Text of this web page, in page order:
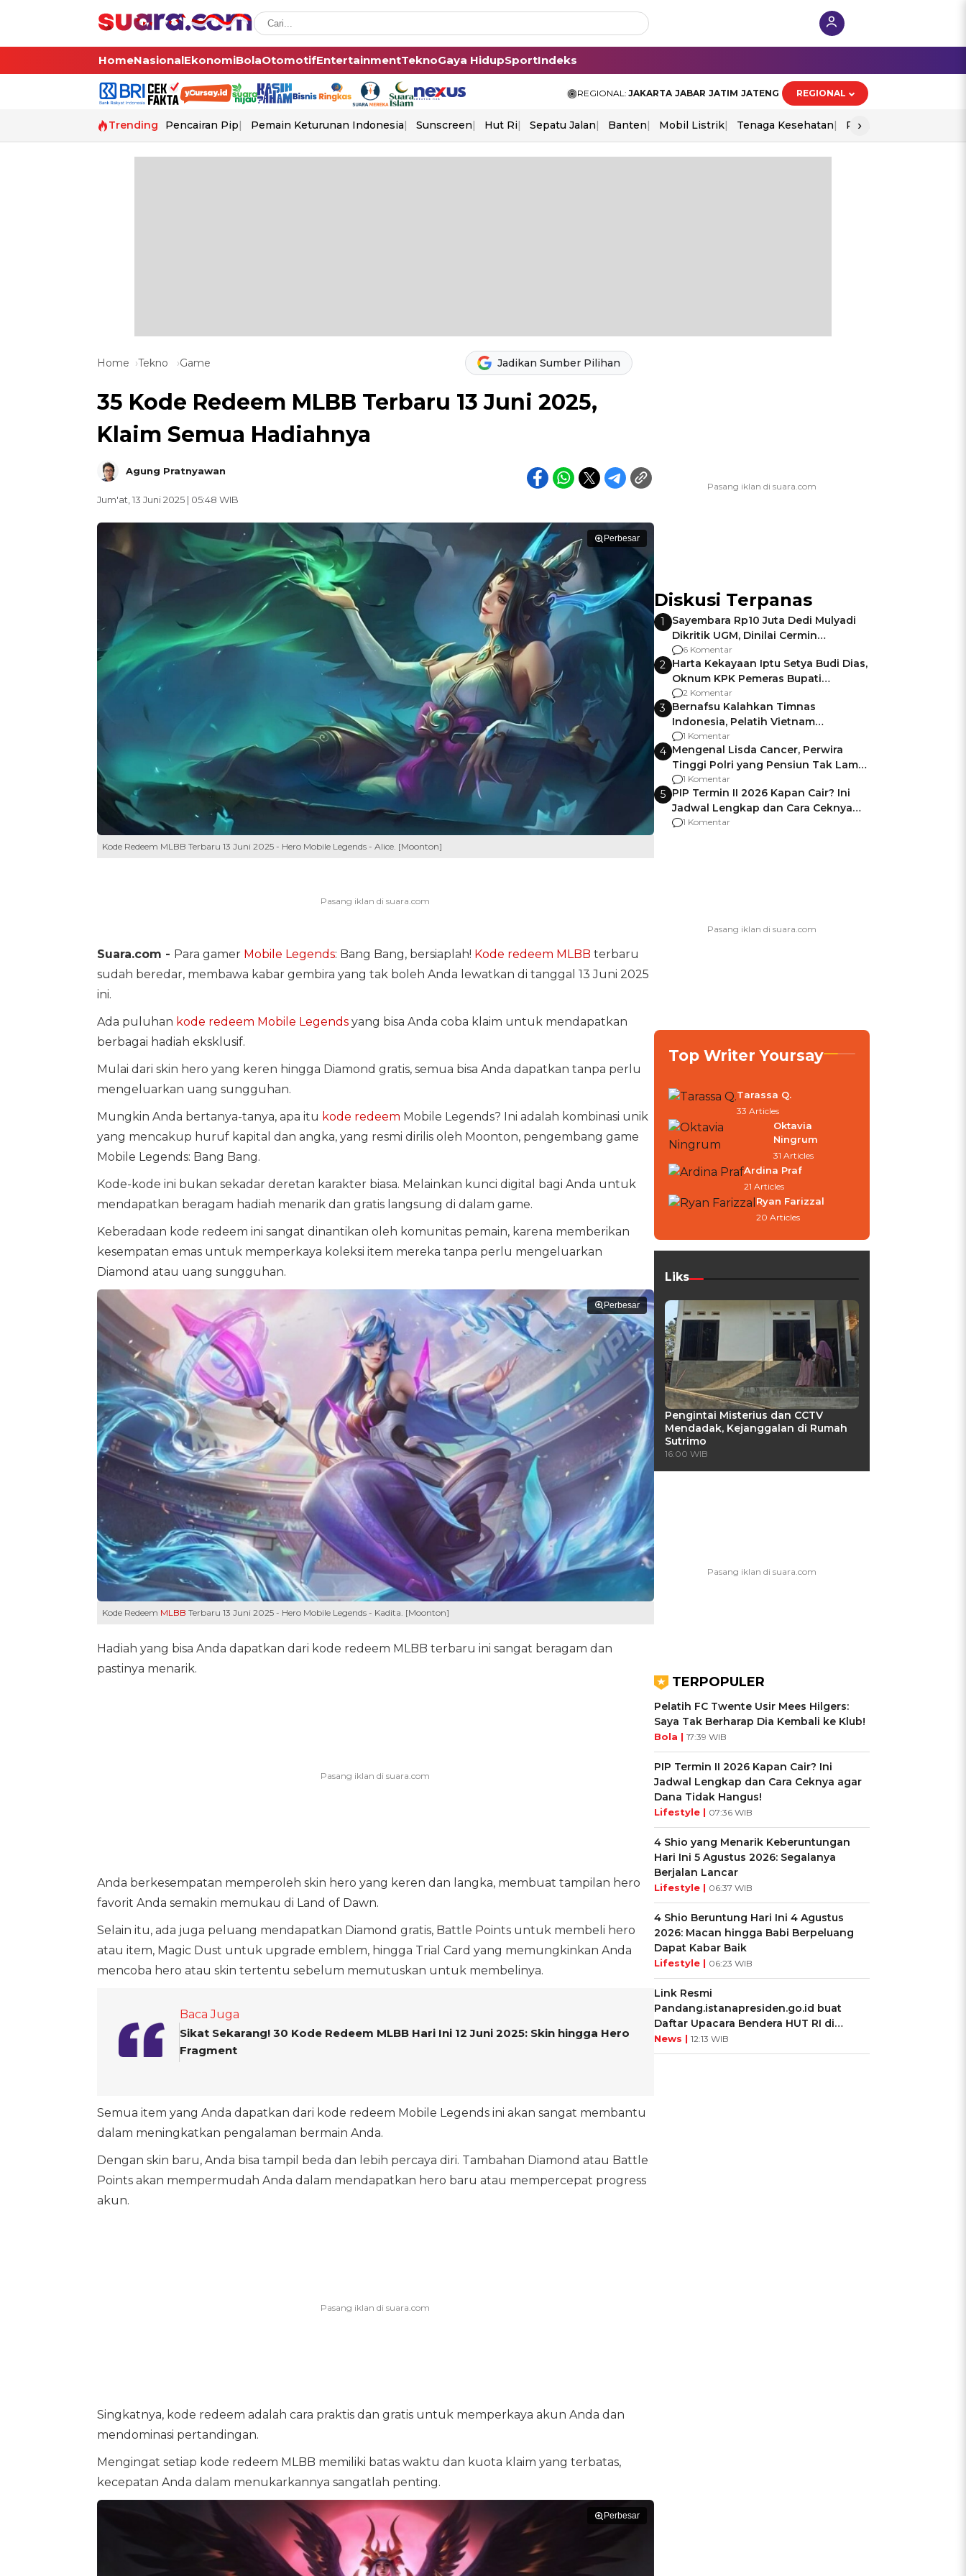
HomeNasionalEkonomiBolaOtomotifEntertainmentTeknoGaya HidupSportIndeks
REGIONAL: JAKARTA JABAR JATIM JATENG REGIONAL
Trending Pencairan Pip Pemain Keturunan Indonesia Sunscreen Hut Ri Sepatu Jalan Banten Mobil Listrik Tenaga Kesehatan Perang As-Iran
›
Home Tekno Game Jadikan Sumber Pilihan
35 Kode Redeem MLBB Terbaru 13 Juni 2025,
Klaim Semua Hadiahnya
Agung Pratnyawan
Jum'at, 13 Juni 2025 | 05:48 WIB
Perbesar
Kode Redeem MLBB Terbaru 13 Juni 2025 - Hero Mobile Legends - Alice. [Moonton]
Suara.com - Para gamer Mobile Legends: Bang Bang, bersiaplah! Kode redeem MLBB terbaru
sudah beredar, membawa kabar gembira yang tak boleh Anda lewatkan di tanggal 13 Juni 2025
ini.
Ada puluhan kode redeem Mobile Legendsyang bisa Anda coba klaim untuk mendapatkan
berbagai hadiah eksklusif.
Mulai dari skin hero yang keren hingga Diamond gratis, semua bisa Anda dapatkan tanpa perlu
mengeluarkan uang sungguhan.
Mungkin Anda bertanya-tanya, apa itu kode redeem Mobile Legends? Ini adalah kombinasi unik
yang mencakup huruf kapital dan angka, yang resmi dirilis oleh Moonton, pengembang game
Mobile Legends: Bang Bang.
Kode-kode ini bukan sekadar deretan karakter biasa. Melainkan kunci digital bagi Anda untuk
mendapatkan beragam hadiah menarik dan gratis langsung di dalam game.
Keberadaan kode redeem ini sangat dinantikan oleh komunitas pemain, karena memberikan
kesempatan emas untuk memperkaya koleksi item mereka tanpa perlu mengeluarkan
Diamond atau uang sungguhan.
Perbesar
Kode Redeem MLBB Terbaru 13 Juni 2025 - Hero Mobile Legends - Kadita. [Moonton]
Hadiah yang bisa Anda dapatkan dari kode redeem MLBB terbaru ini sangat beragam dan
pastinya menarik.
Anda berkesempatan memperoleh skin hero yang keren dan langka, membuat tampilan hero
favorit Anda semakin memukau di Land of Dawn.
Selain itu, ada juga peluang mendapatkan Diamond gratis, Battle Points untuk membeli hero
atau item, Magic Dust untuk upgrade emblem, hingga Trial Card yang memungkinkan Anda
mencoba hero atau skin tertentu sebelum memutuskan untuk membelinya.
Baca Juga
Sikat Sekarang! 30 Kode Redeem MLBB Hari Ini 12 Juni 2025: Skin hingga Hero
Fragment
Semua item yang Anda dapatkan dari kode redeem Mobile Legends ini akan sangat membantu
dalam meningkatkan pengalaman bermain Anda.
Dengan skin baru, Anda bisa tampil beda dan lebih percaya diri. Tambahan Diamond atau Battle
Points akan mempermudah Anda dalam mendapatkan hero baru atau mempercepat progress
akun.
Singkatnya, kode redeem adalah cara praktis dan gratis untuk memperkaya akun Anda dan
mendominasi pertandingan.
Mengingat setiap kode redeem MLBB memiliki batas waktu dan kuota klaim yang terbatas,
kecepatan Anda dalam menukarkannya sangatlah penting.
Perbesar
Diskusi Terpanas
1
Sayembara Rp10 Juta Dedi Mulyadi
Dikritik UGM, Dinilai Cermin
Gagalnya Negara Jamin Keamanan
6 Komentar
2 Harta Kekayaan Iptu Setya Budi Dias,
Oknum KPK Pemeras Bupati
Pemalang
2 Komentar
3 Bernafsu Kalahkan Timnas
Indonesia, Pelatih Vietnam
Berencana Pakai Jimat di Pakansari
1 Komentar
4 Mengenal Lisda Cancer, Perwira
Tinggi Polri yang Pensiun Tak Lama
Usai Jadi Brigjen
1 Komentar
5 PIP Termin II 2026 Kapan Cair? Ini
Jadwal Lengkap dan Cara Ceknya
agar Dana Tidak Hangus!
1 Komentar
Top Writer Yoursay
Tarassa Q.
33 Articles
Oktavia
Ningrum
31 Articles
Ardina Praf
21 Articles
Ryan Farizzal
20 Articles
Liks
Pengintai Misterius dan CCTV
Mendadak, Kejanggalan di Rumah
Sutrimo
16:00 WIB
TERPOPULER
Pelatih FC Twente Usir Mees Hilgers:
Saya Tak Berharap Dia Kembali ke Klub!
Bola | 17:39 WIB
PIP Termin II 2026 Kapan Cair? Ini
Jadwal Lengkap dan Cara Ceknya agar
Dana Tidak Hangus!
Lifestyle | 07:36 WIB
4 Shio yang Menarik Keberuntungan
Hari Ini 5 Agustus 2026: Segalanya
Berjalan Lancar
Lifestyle | 06:37 WIB
4 Shio Beruntung Hari Ini 4 Agustus
2026: Macan hingga Babi Berpeluang
Dapat Kabar Baik
Lifestyle | 06:23 WIB
Link Resmi
Pandang.istanapresiden.go.id buat
Daftar Upacara Bendera HUT RI di
Istana Negara
News | 12:13 WIB